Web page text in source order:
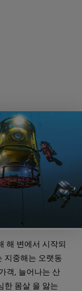
해 변에서 시작되
지중해는 오랫동
객, 늘어나는 산
한 몸살 을 앓는